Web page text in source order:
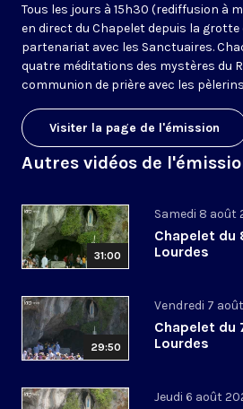
Tous les jours à 15h30 (rediffusion à
en direct du Chapelet depuis la grotte
partenariat avec les Sanctuaires.
quatre méditations des mystères du
communion de prière avec les
Visiter la page de l'émission
Autres vidéos de
31:00
Samedi 8 août
Chapelet du
Lourdes
29:50
Vendredi 7
Chapelet du
Lourdes
Jeudi 6 août